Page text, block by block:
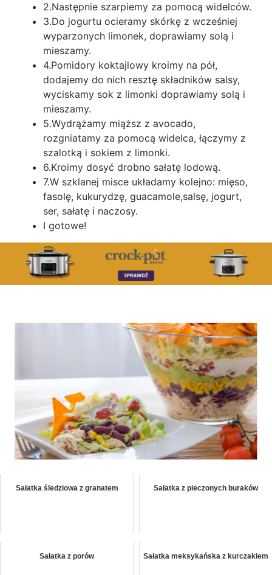
2.Następnie szarpiemy za pomocą widelców.
3.Do jogurtu ocieramy skórkę z wcześniej
wyparzonych limonek, doprawiamy solą i
mieszamy.
4.Pomidory koktajlowy kroimy na pół,
dodajemy do nich resztę składników salsy,
wyciskamy sok z limonki doprawiamy solą i
mieszamy.
5.Wydrążamy miąższ z avocado,
rozgniatamy za pomocą widelca, łączymy z
szalotką i sokiem z limonki.
6.Kroimy dosyć drobno sałatę lodową.
7.W szklanej misce układamy kolejno: mięso,
fasolę, kukurydzę, guacamole,salsę, jogurt,
ser, sałatę i naczosy.
I gotowe!
Sałatka śledziowa z granatem Sałatka z pieczonych buraków
Sałatka z porów Sałatka meksykańska z kurczakiem